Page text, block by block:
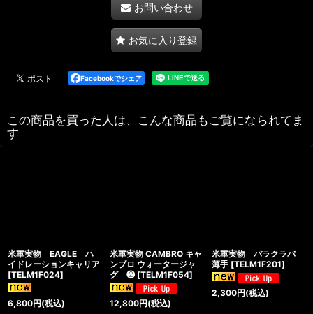
お問い合わせ
お気に入り登録
Facebookでシェア
この商品を買った人は、こんな商品もご覧になられてま
す
米軍実物 EAGLE ハ
イドレーションキャリア
[TELM1F024]
6,800円(税込)
米軍実物 CAMBRO キャ
ンブロ ウォータージャ
グ ❷ [TELM1F054]
12,800円(税込)
米軍実物 バラクラバ
薄手 [TELM1F201]
2,300円(税込)